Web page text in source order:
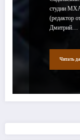
студии
(редактор
Дмитрий…
Читать